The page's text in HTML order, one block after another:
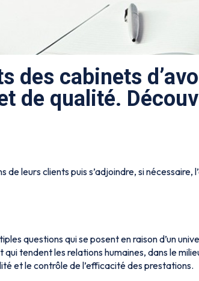
des cabinets
de qualité.
leurs clients puis s’adjoindre, si nécessaire,
questions qui se posent en raison d’un
tendent les relations humaines, dans le
et le contrôle de l’efficacité des prestations.